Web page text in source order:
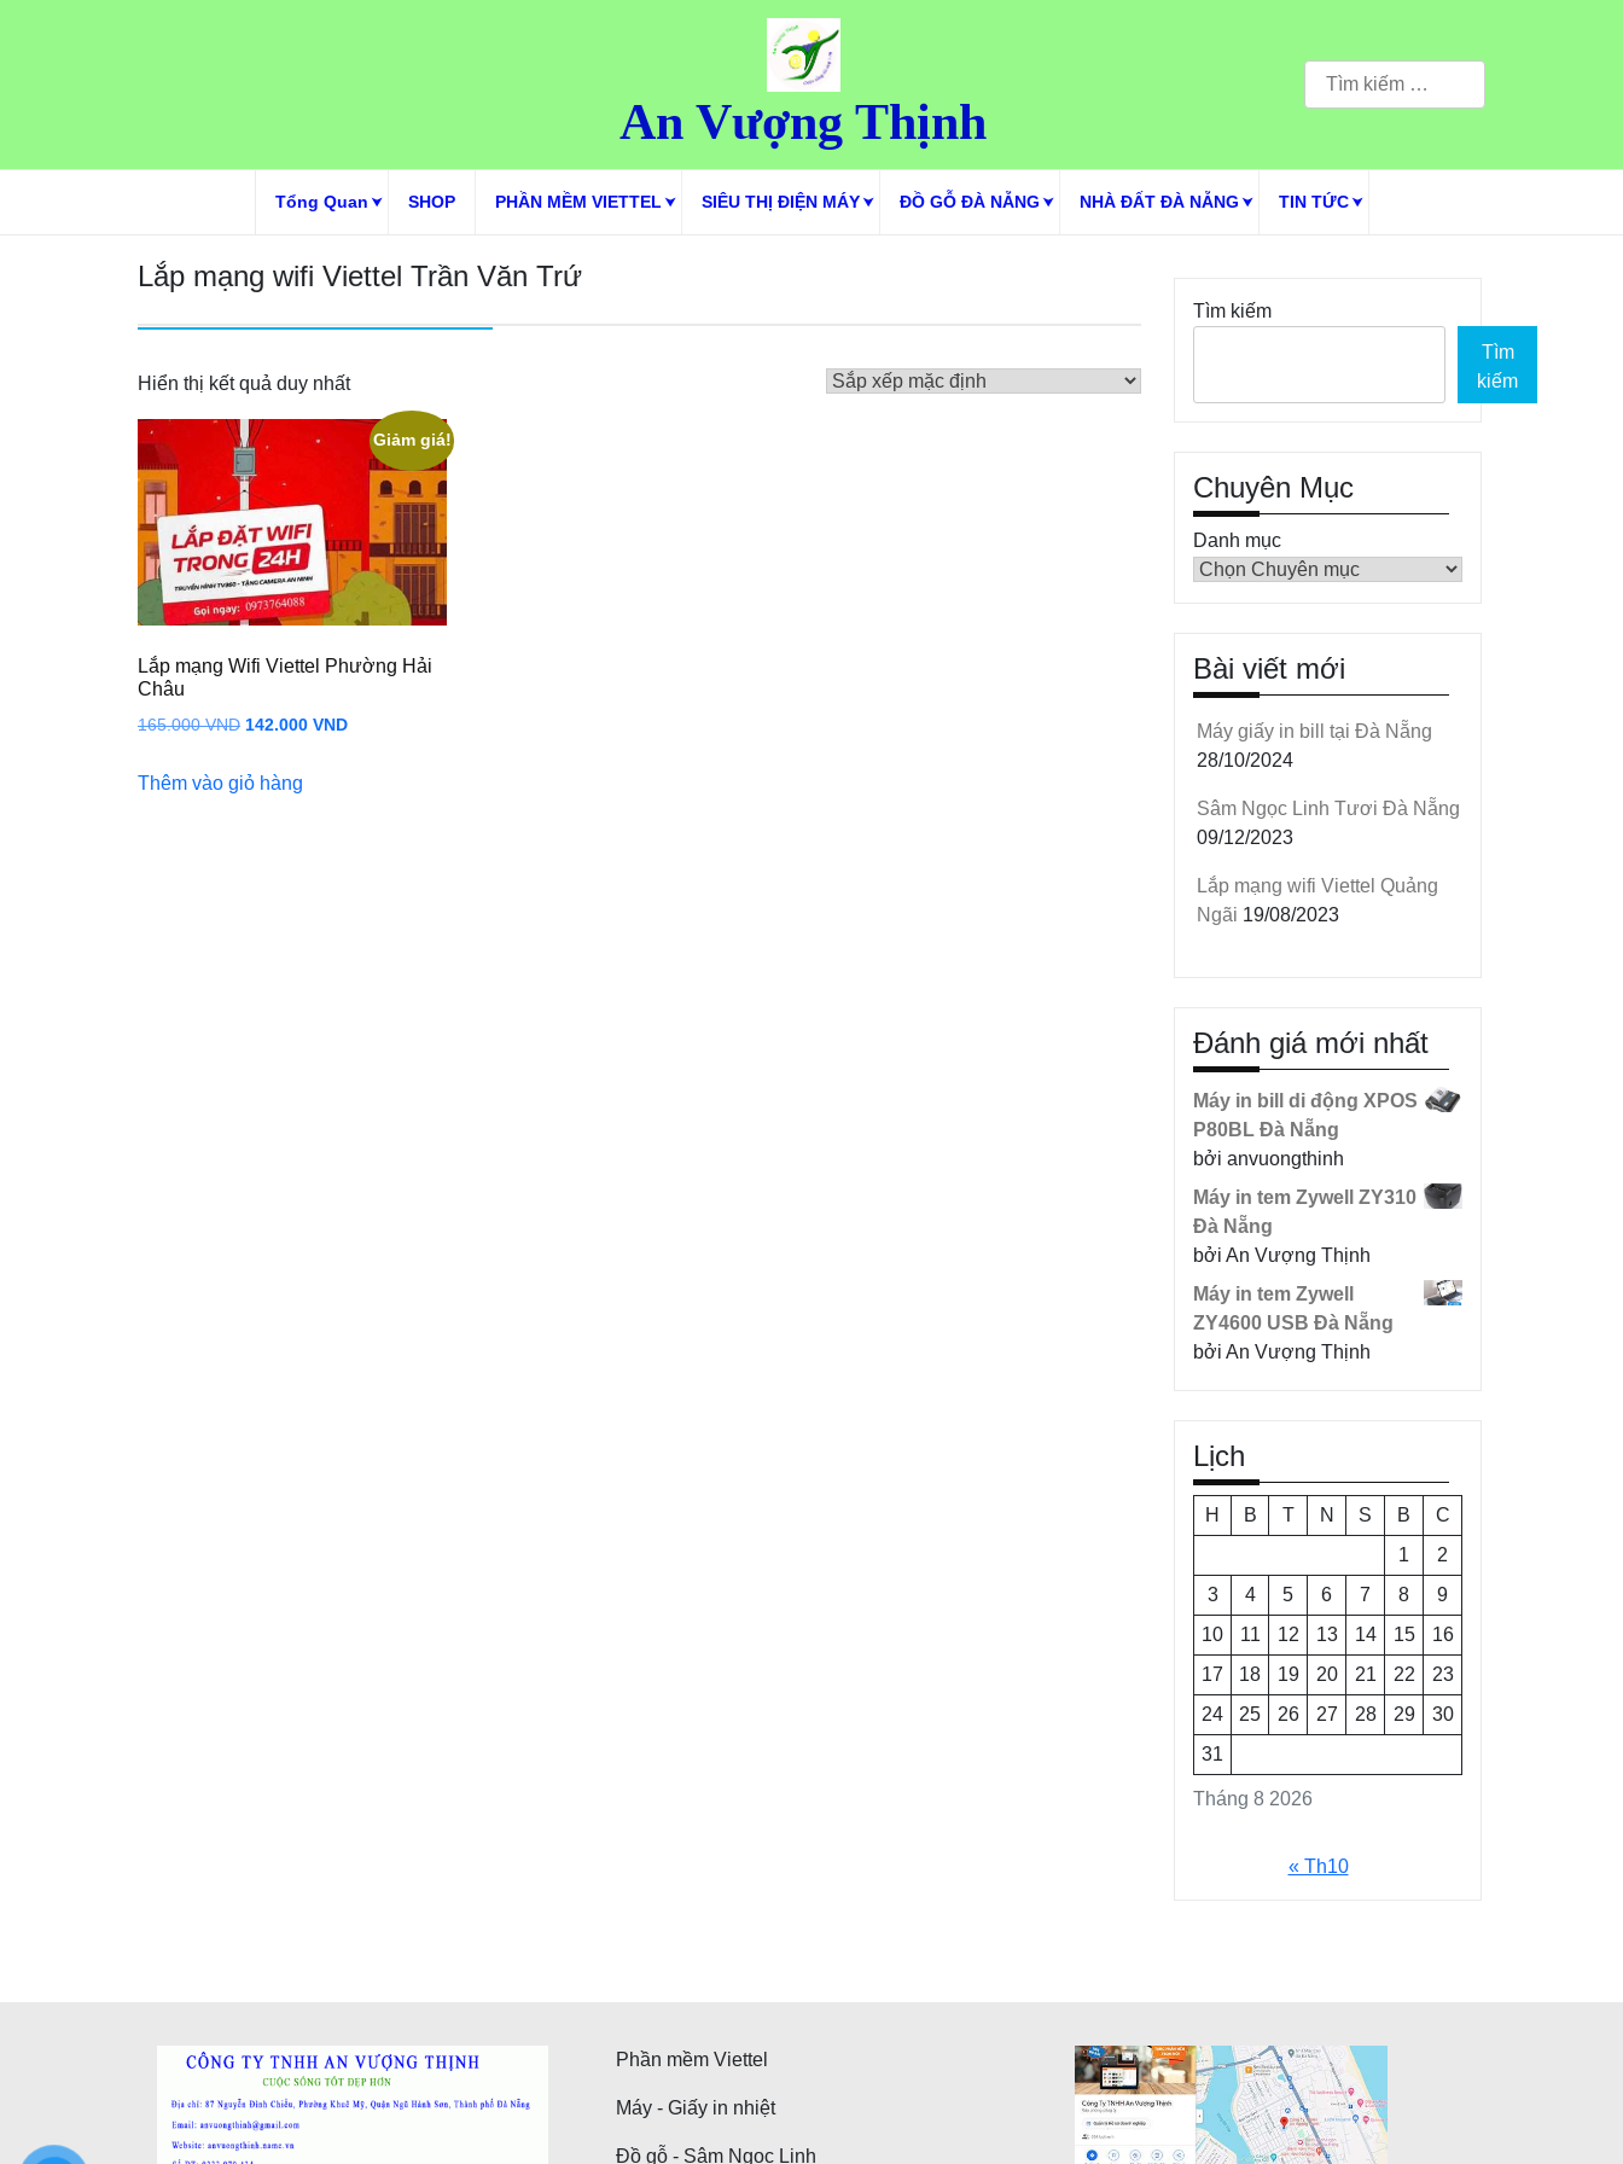
An Vượng Thịnh
Tìm
kiếm
Tổng Quan SHOP PHẦN MỀM VIETTEL SIÊU THỊ ĐIỆN MÁY ĐỒ GỖ ĐÀ NẴNG NHÀ ĐẤT ĐÀ NẴNG TIN TỨC
Lắp mạng wifi Viettel Trần Văn Trứ
Hiển thị kết quả duy nhất
Giảm giá!
Lắp mạng Wifi Viettel Phường Hải
Châu
165.000VND Giá
là:
142.000 VNDGiá
Thêm vào giỏ hàng
Tìm kiếm
Tìm
kiếm
Chuyên Mục
Danh mục
Bài viết mới
Máy giấy in bill tại Đà Nẵng
28/10/2024
Sâm Ngọc Linh Tươi Đà Nẵng
09/12/2023
Lắp mạng wifi Viettel Quảng
Ngãi 19/08/2023
Đánh giá mới nhất
Máy in bill di động XPOS
P80BL Đà Nẵng
bởi anvuongthinh
Máy in tem Zywell ZY310
Đà Nẵng
bởi An Vượng Thịnh
Máy in tem Zywell
ZY4600 USB Đà Nẵng
bởi An Vượng Thịnh
Lịch
Tháng 8 2026
H B T N S B
C
1
2
3
4 5 6 7 8
9
10
11 12 13 14 15
16
17
18 19 20 21 22
23
24
25 26 27 28 29
30
31
« Th10
Phần mềm Viettel
Máy - Giấy in nhiệt
Đồ gỗ - Sâm Ngọc Linh